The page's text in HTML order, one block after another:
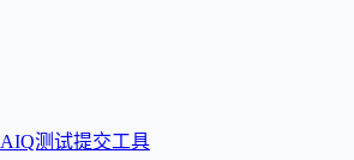
AIQ测试提交工具